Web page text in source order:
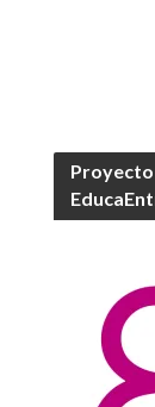
Proyecto